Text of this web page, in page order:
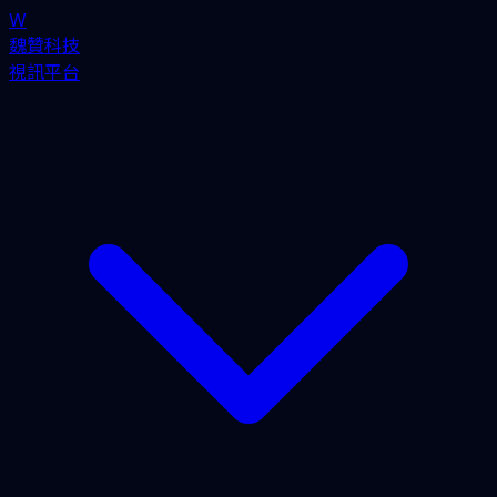
W
魏贊科技
視訊平台